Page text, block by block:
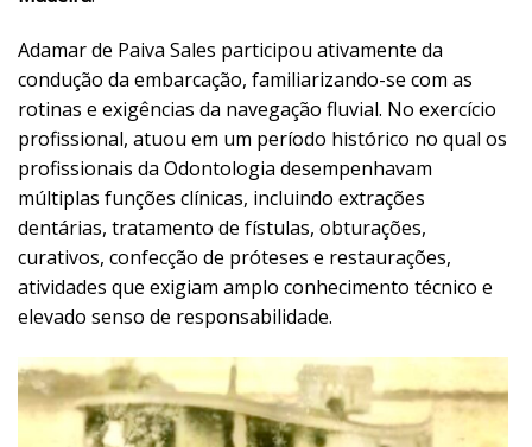
Adamar de Paiva Sales participou ativamente da
condução da embarcação, familiarizando-se com as
rotinas e exigências da navegação fluvial. No exercício
profissional, atuou em um período histórico no qual os
profissionais da Odontologia desempenhavam
múltiplas funções clínicas, incluindo extrações
dentárias, tratamento de fístulas, obturações,
curativos, confecção de próteses e restaurações,
atividades que exigiam amplo conhecimento técnico e
elevado senso de responsabilidade.